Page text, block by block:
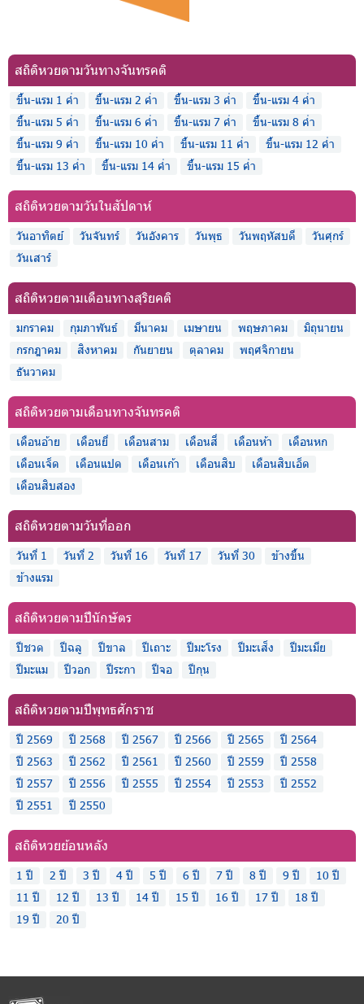
สถิติหวยตามวันทางจันทรคติ
ขึ้น-แรม 1 ค่ำ ขึ้น-แรม 2 ค่ำ ขึ้น-แรม 3 ค่ำ
ขึ้น-แรม 4 ค่ำ
ขึ้น-แรม 5 ค่ำ
ขึ้น-แรม 6 ค่ำ ขึ้น-แรม 7 ค่ำ
ขึ้น-แรม 8 ค่ำ
ขึ้น-แรม 9 ค่ำ
ขึ้น-แรม 10 ค่ำ ขึ้น-แรม 11 ค่ำ
ขึ้น-แรม 12 ค่ำ
ขึ้น-แรม 13 ค่ำ
ขึ้น-แรม 14 ค่ำ ขึ้น-แรม 15 ค่ำ
สถิติหวยตามวันในสัปดาห์
วันอาทิตย์ วันจันทร์ วันอังคาร วันพุธ วันพฤหัสบดี
วันศุกร์
วันเสาร์
สถิติหวยตามเดือนทางสุริยคติ
มกราคม กุมภาพันธ์ มีนาคม เมษายน พฤษภาคม
มิถุนายน
กรกฎาคม
สิงหาคม กันยายน ตุลาคม
พฤศจิกายน
ธันวาคม
สถิติหวยตามเดือนทางจันทรคติ
เดือนอ้าย เดือนยี่ เดือนสาม เดือนสี่ เดือนห้า
เดือนหก
เดือนเจ็ด
เดือนแปด เดือนเก้า เดือนสิบ
เดือนสิบเอ็ด
เดือนสิบสอง
สถิติหวยตามวันที่ออก
วันที่ 1 วันที่ 2 วันที่ 16 วันที่ 17 วันที่ 30
ข้างขึ้น
ข้างแรม
สถิติหวยตามปีนักษัตร
ปีชวด ปีฉลู ปีขาล ปีเถาะ ปีมะโรง ปีมะเส็ง
ปีมะเมีย
ปีมะแม
ปีวอก ปีระกา ปีจอ ปีกุน
สถิติหวยตามปีพุทธศักราช
ปี 2569 ปี 2568 ปี 2567 ปี 2566 ปี 2565
ปี 2564
ปี 2563
ปี 2562 ปี 2561 ปี 2560 ปี 2559
ปี 2558
ปี 2557
ปี 2556 ปี 2555 ปี 2554 ปี 2553
ปี 2552
ปี 2551
ปี 2550
สถิติหวยย้อนหลัง
1 ปี 2 ปี 3 ปี 4 ปี 5 ปี 6 ปี 7 ปี 8 ปี 9 ปี
10 ปี
11 ปี
12 ปี 13 ปี 14 ปี 15 ปี 16 ปี 17 ปี
18 ปี
19 ปี
20 ปี